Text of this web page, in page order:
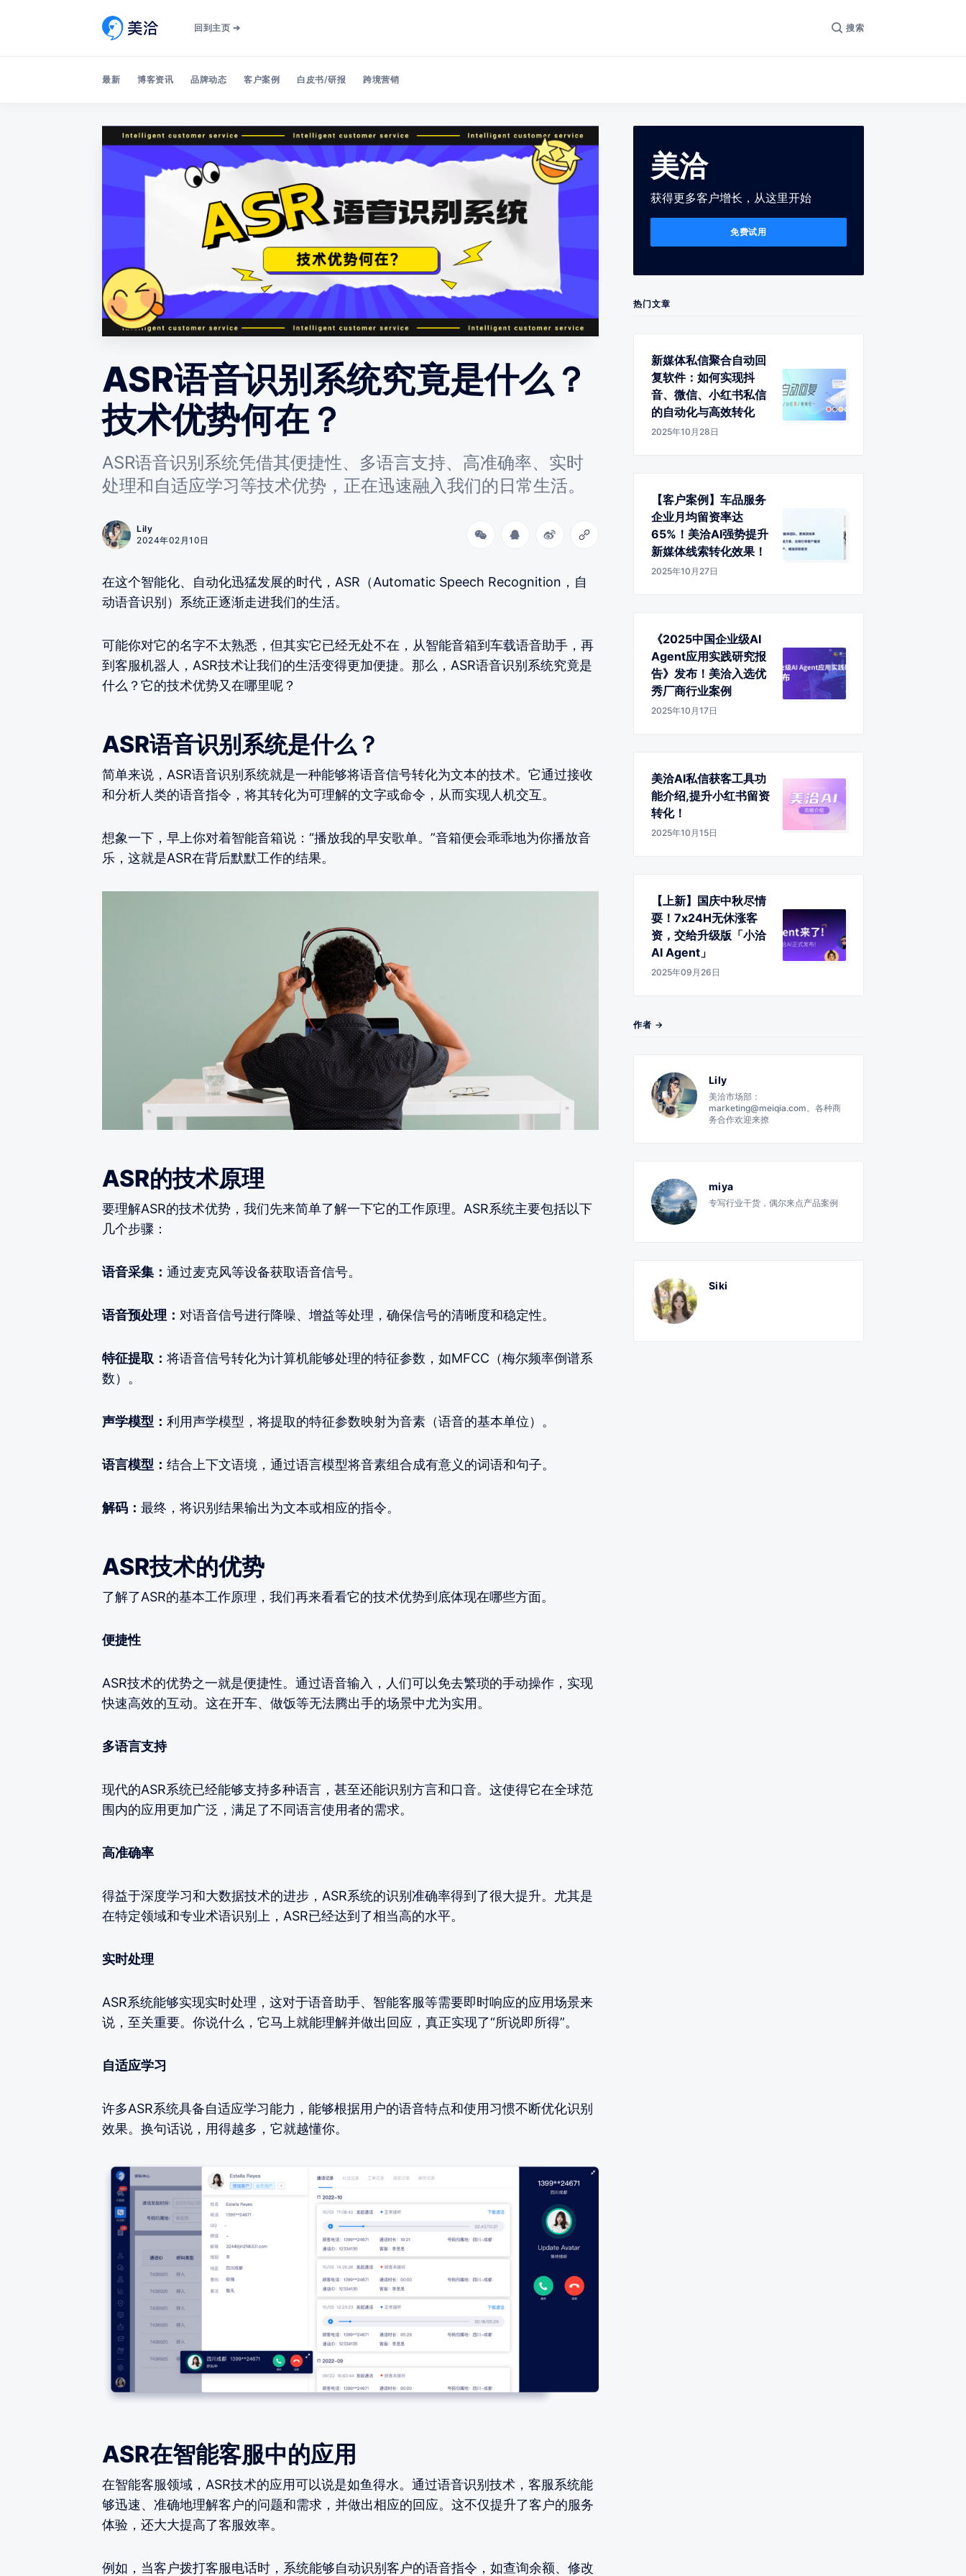
回到主页 ➔ 搜索
Search 美洽博客
最新 博客资讯 品牌动态 客户案例 白皮书/研报 跨境营销
ASR语音识别系统究竟是什么？
技术优势何在？
ASR语音识别系统凭借其便捷性、多语言支持、高准确率、实时
处理和自适应学习等技术优势，正在迅速融入我们的日常生活。
Lily
2024年02月10日
在这个智能化、自动化迅猛发展的时代，ASR（Automatic Speech Recognition，自
动语音识别）系统正逐渐走进我们的生活。
可能你对它的名字不太熟悉，但其实它已经无处不在，从智能音箱到车载语音助手，再
到客服机器人，ASR技术让我们的生活变得更加便捷。那么，ASR语音识别系统究竟是
什么？它的技术优势又在哪里呢？
ASR语音识别系统是什么？
简单来说，ASR语音识别系统就是一种能够将语音信号转化为文本的技术。它通过接收
和分析人类的语音指令，将其转化为可理解的文字或命令，从而实现人机交互。
想象一下，早上你对着智能音箱说：“播放我的早安歌单。”音箱便会乖乖地为你播放音
乐，这就是ASR在背后默默工作的结果。
ASR的技术原理
要理解ASR的技术优势，我们先来简单了解一下它的工作原理。ASR系统主要包括以下
几个步骤：
语音采集： 通过麦克风等设备获取语音信号。
语音预处理： 对语音信号进行降噪、增益等处理，确保信号的清晰度和稳定性。
特征提取： 将语音信号转化为计算机能够处理的特征参数，如MFCC（梅尔频率倒谱系
数）。
声学模型： 利用声学模型，将提取的特征参数映射为音素（语音的基本单位）。
语言模型： 结合上下文语境，通过语言模型将音素组合成有意义的词语和句子。
解码： 最终，将识别结果输出为文本或相应的指令。
ASR技术的优势
了解了ASR的基本工作原理，我们再来看看它的技术优势到底体现在哪些方面。
便捷性
ASR技术的优势之一就是便捷性。通过语音输入，人们可以免去繁琐的手动操作，实现
快速高效的互动。这在开车、做饭等无法腾出手的场景中尤为实用。
多语言支持
现代的ASR系统已经能够支持多种语言，甚至还能识别方言和口音。这使得它在全球范
围内的应用更加广泛，满足了不同语言使用者的需求。
高准确率
得益于深度学习和大数据技术的进步，ASR系统的识别准确率得到了很大提升。尤其是
在特定领域和专业术语识别上，ASR已经达到了相当高的水平。
实时处理
ASR系统能够实现实时处理，这对于语音助手、智能客服等需要即时响应的应用场景来
说，至关重要。你说什么，它马上就能理解并做出回应，真正实现了“所说即所得”。
自适应学习
许多ASR系统具备自适应学习能力，能够根据用户的语音特点和使用习惯不断优化识别
效果。换句话说，用得越多，它就越懂你。
ASR在智能客服中的应用
在智能客服领域，ASR技术的应用可以说是如鱼得水。通过语音识别技术，客服系统能
够迅速、准确地理解客户的问题和需求，并做出相应的回应。这不仅提升了客户的服务
体验，还大大提高了客服效率。
例如，当客户拨打客服电话时，系统能够自动识别客户的语音指令，如查询余额、修改
美洽
获得更多客户增长，从这里开始
免费试用
热门文章
新媒体私信聚合自动回
复软件：如何实现抖
音、微信、小红书私信
的自动化与高效转化
2025年10月28日
【客户案例】车品服务
企业月均留资率达
65%！美洽AI强势提升
新媒体线索转化效果！
2025年10月27日
《2025中国企业级AI
Agent应用实践研究报
告》发布！美洽入选优
秀厂商行业案例
2025年10月17日
美洽AI私信获客工具功
能介绍,提升小红书留资
转化！
2025年10月15日
【上新】国庆中秋尽情
耍！7x24H无休涨客
资，交给升级版「小洽
AI Agent」
2025年09月26日
作者 →
Lily
美洽市场部：
marketing@meiqia.com。各种商
务合作欢迎来撩
miya
专写行业干货，偶尔来点产品案例
Siki